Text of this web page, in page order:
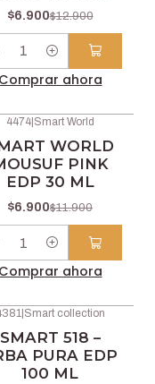
$6.900$12.900
Comprar ahora
4474|Smart World
WORLD
PINK
EDP 30 ML
$6.900$11.900
Comprar ahora
| Smart collection
SMART 518 –
PURA EDP
100 ML